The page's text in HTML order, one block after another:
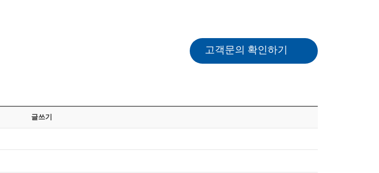
고객문의 확인하기
글쓰기